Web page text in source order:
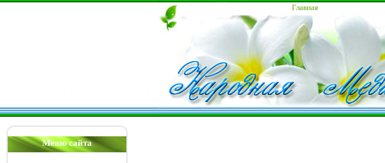
Главная
Меню сайта